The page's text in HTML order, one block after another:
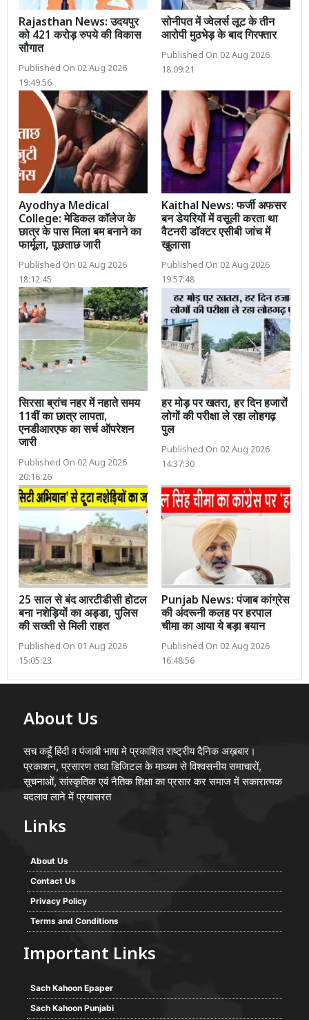
Rajasthan News: उदयपुर
को 421 करोड़ रुपये की विकास
सौगात
Published On 02 Aug 2026
19:49:56
सोनीपत में ज्वेलर्स लूट के तीन
आरोपी मुठभेड़ के बाद गिरफ्तार
Published On 02 Aug 2026
18:09:21
Ayodhya Medical
College: मेडिकल कॉलेज के
छात्र के पास मिला बम बनाने का
फार्मूला, पूछताछ जारी
Published On 02 Aug 2026
18:12:45
Kaithal News: फर्जी अफसर
बन डेयरियों में वसूली करता था
वैटनरी डॉक्टर एसीबी जांच में
खुलासा
Published On 02 Aug 2026
19:57:48
सिरसा ब्रांच नहर में नहाते समय
11वीं का छात्र लापता,
एनडीआरएफ का सर्च ऑपरेशन
जारी
Published On 02 Aug 2026
20:16:26
हर मोड़ पर खतरा, हर दिन हजारों
लोगों की परीक्षा ले रहा लोहगढ़
पुल
Published On 02 Aug 2026
14:37:30
25 साल से बंद आरटीडीसी होटल
बना नशेड़ियों का अड्डा, पुलिस
की सख्ती से मिली राहत
Published On 01 Aug 2026
15:05:23
Punjab News: पंजाब कांग्रेस
की अंदरूनी कलह पर हरपाल
चीमा का आया ये बड़ा बयान
Published On 02 Aug 2026
16:48:56
About Us
सच कहूँ हिंदी व पंजाबी भाषा मे प्रकाशित राष्ट्रीय दैनिक अख़बार।
प्रकाशन, प्रसारण तथा डिजिटल के माध्यम से विश्वसनीय समाचारों,
सूचनाओं, सांस्कृतिक एवं नैतिक शिक्षा का प्रसार कर समाज में सकारात्मक
बदलाव लाने में प्रयासरत
Links
About Us
Contact Us
Privacy Policy
Terms and Conditions
Important Links
Sach Kahoon Epaper
Sach Kahoon Punjabi